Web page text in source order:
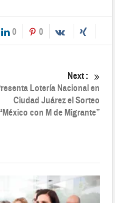
0 0
Next :
Lotería Nacional en
Ciudad Juárez el Sorteo
con M de Migrante”